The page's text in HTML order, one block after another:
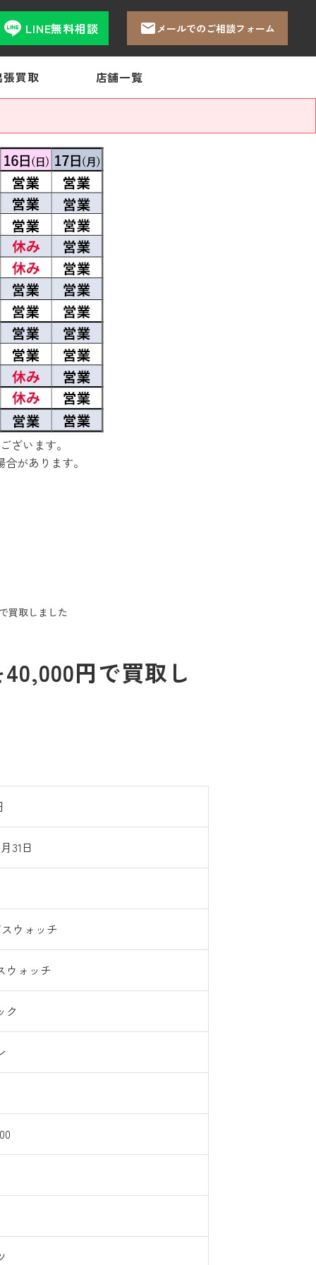
LINE無料相談 メールでのご相談フォーム
張買取 店舗一覧
ざいます。
があります。
買取しました
円で買取し
31日
ウォッチ
ウォッチ
ク